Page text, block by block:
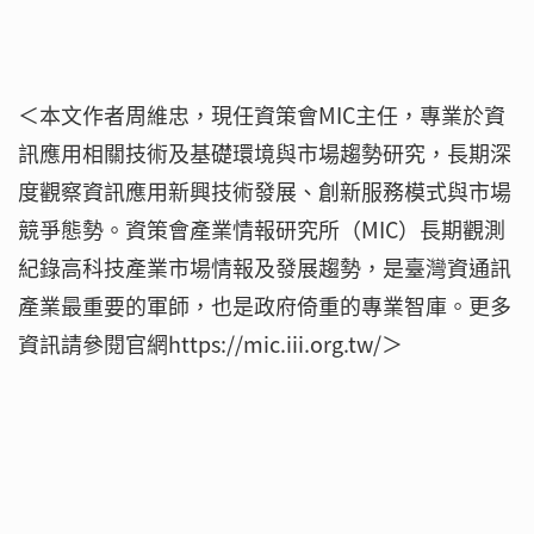
＜本文作者周維忠，現任資策會MIC主任，專業於資
訊應用相關技術及基礎環境與市場趨勢研究，長期深
度觀察資訊應用新興技術發展、創新服務模式與市場
競爭態勢。資策會產業情報研究所（MIC）長期觀測
紀錄高科技產業市場情報及發展趨勢，是臺灣資通訊
產業最重要的軍師，也是政府倚重的專業智庫。更多
資訊請參閱官網https://mic.iii.org.tw/＞